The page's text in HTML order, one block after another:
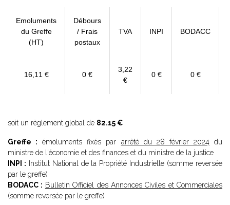
Emoluments
du Greffe
(HT)
Débours
/ Frais
postaux
TVA INPI BODACC
16,11 € 0 €
3,22
€
0 € 0 €
soit un règlement global de 82.15 €
Greffe : émoluments fixés par arrêté du 28 février 2024 du
ministre de l'économie et des finances et du ministre de la justice
INPI : Institut National de la Propriété Industrielle (somme reversée
par le greffe)
BODACC : Bulletin Officiel des Annonces Civiles et Commerciales
(somme reversée par le greffe)